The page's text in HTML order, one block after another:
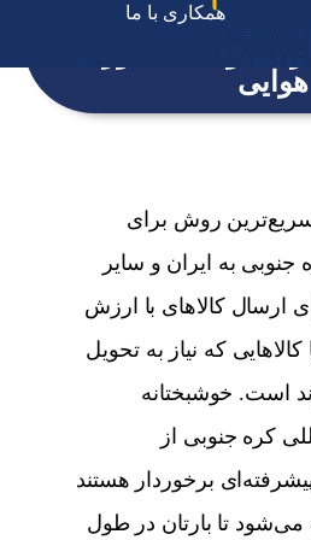
همکاری با ما
هوایی
روش برای
جنوبی به ایران و سایر
ارسال کالاهای با ارزش
که نیاز به تحویل
است. خوشبختانه
کره جنوبی از
برخوردار هستند
تا بارتان در طول